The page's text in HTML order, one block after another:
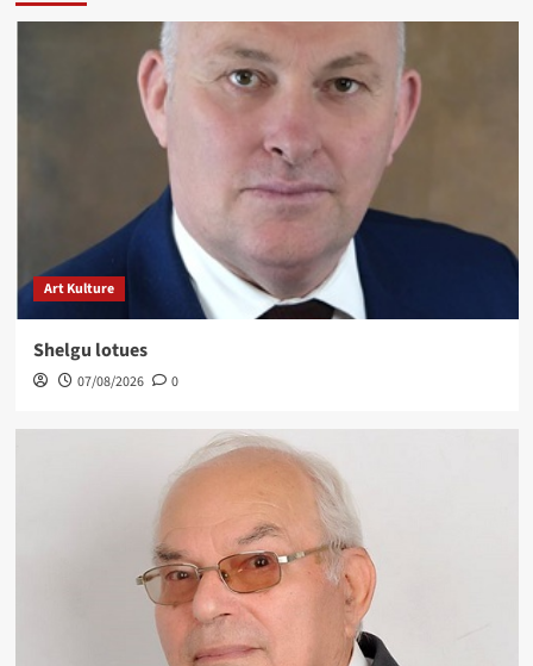
Art Kulture
Shelgu lotues
07/08/2026 0